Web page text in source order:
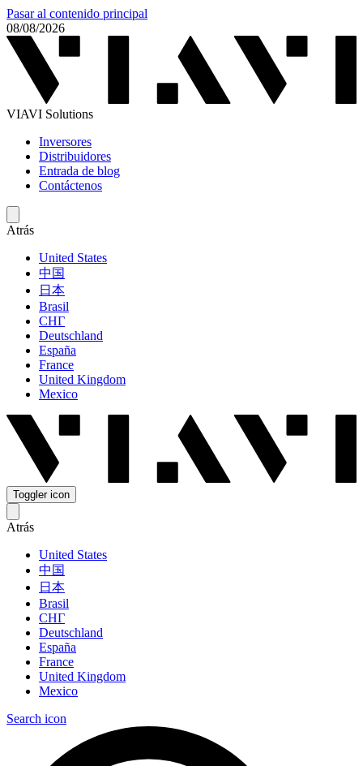
Pasar al contenido principal
08/08/2026
VIAVI Solutions
Inversores
Distribuidores
Entrada de blog
Contáctenos
Atrás
United States
中国
日本
Brasil
СНГ
Deutschland
España
France
United Kingdom
Mexico
Toggler icon
Atrás
United States
中国
日本
Brasil
СНГ
Deutschland
España
France
United Kingdom
Mexico
Search icon